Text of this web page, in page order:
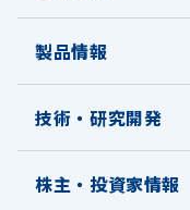
製品情報
技術・研究開発
株主・投資家情報